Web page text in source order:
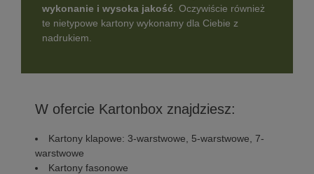
wykonanie i wysoka jakość . Oczywiście również
te nietypowe kartony wykonamy dla Ciebie z
nadrukiem.
W ofercie Kartonbox znajdziesz:
Kartony klapowe: 3-warstwowe, 5-warstwowe, 7-
warstwowe
Kartony fasonowe